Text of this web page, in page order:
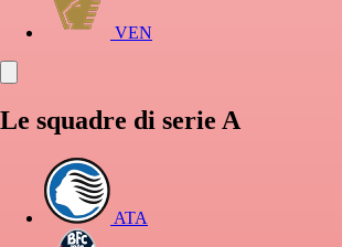
VEN
Le squadre di serie A
ATA